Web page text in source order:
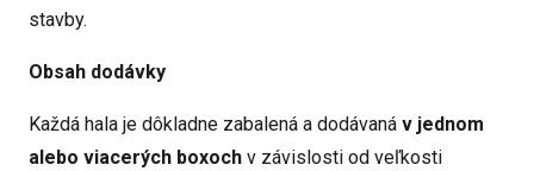
stavby.
Obsah dodávky
Každá hala je dôkladne zabalená a dodávaná v jednom
alebo viacerých boxoch v závislosti od veľkosti